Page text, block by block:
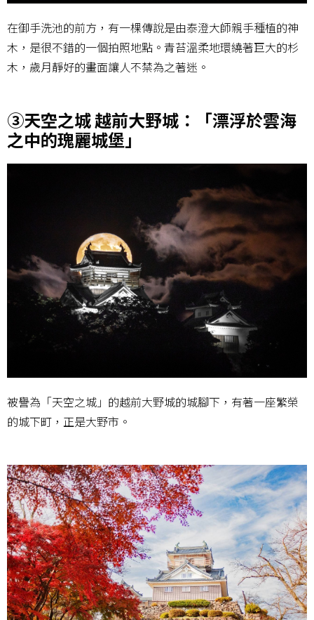
在御手洗池的前方，有一棵傳說是由泰澄大師親手種植的神
木，是很不錯的一個拍照地點。青苔溫柔地環繞著巨大的杉
木，歲月靜好的畫面讓人不禁為之著迷。
③天空之城 越前大野城：「漂浮於雲海
之中的瑰麗城堡」
被譽為「天空之城」的越前大野城的城腳下，有著一座繁榮
的城下町，正是大野市。